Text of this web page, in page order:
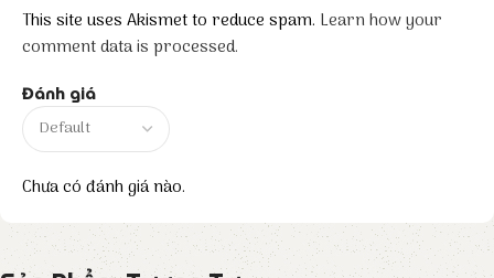
Đánh giá
Chưa có đánh giá nào.
This site uses Akismet to reduce spam. Learn how your
comment data is processed.